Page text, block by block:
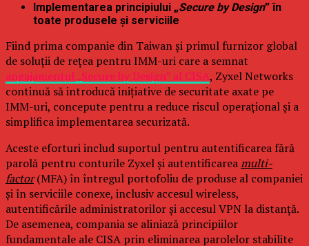
Implementarea principiului „Secure by Design” în
toate produsele și serviciile
Fiind prima companie din Taiwan și primul furnizor global
de soluții de rețea pentru IMM-uri care a semnat
angajamentul „Secure by Design” al CISA, Zyxel Networks
continuă să introducă inițiative de securitate axate pe
IMM-uri, concepute pentru a reduce riscul operațional și a
simplifica implementarea securizată.
Aceste eforturi includ suportul pentru autentificarea fără
parolă pentru conturile Zyxel și autentificareamulti-
factor(MFA) în întregul portofoliu de produse al companiei
și în serviciile conexe, inclusiv accesul wireless,
autentificările administratorilor și accesul VPN la distanță.
De asemenea, compania se aliniază principiilor
fundamentale ale CISA prin eliminarea parolelor stabilite